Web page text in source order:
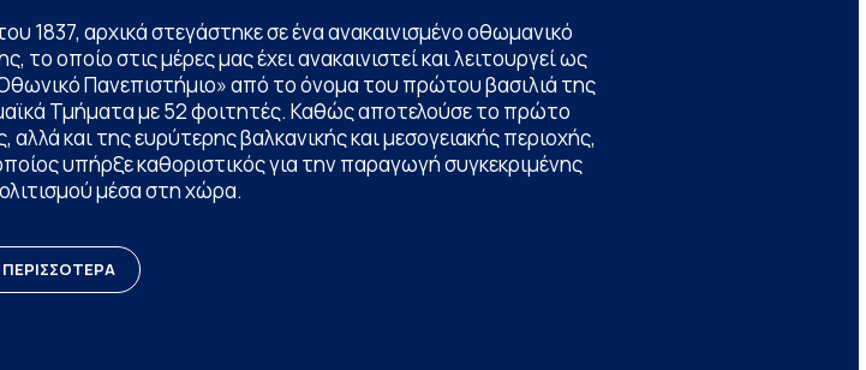
1837, αρχικά στεγάστηκε σε ένα ανακαινισμένο οθωμανικό
οποίο στις μέρες μας έχει ανακαινιστεί και λειτουργεί ως
Πανεπιστήμιο» από το όνομα του πρώτου βασιλιά της
Τμήματα με 52 φοιτητές. Καθώς αποτελούσε το πρώτο
και της ευρύτερης βαλκανικής και μεσογειακής περιοχής,
υπήρξε καθοριστικός για την παραγωγή συγκεκριμένης
μέσα στη χώρα.
ΠΕΡΙΣΣΟΤΕΡΑ